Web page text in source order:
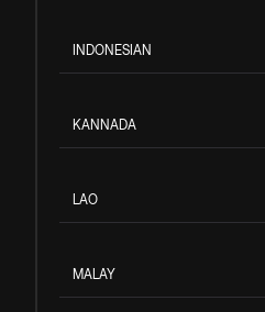
INDONESIAN
KANNADA
LAO
MALAY